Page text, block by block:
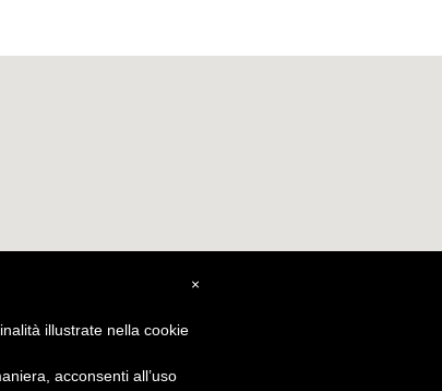
×
illustrate nella cookie
acconsenti all’uso